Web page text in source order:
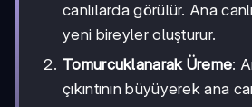
canlılarda görülür. Ana
yeni bireyler oluşturur.
Tomurcuklanarak Üreme:
çıkıntının büyüyerek ana